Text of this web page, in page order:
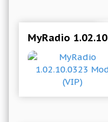
MyRadio